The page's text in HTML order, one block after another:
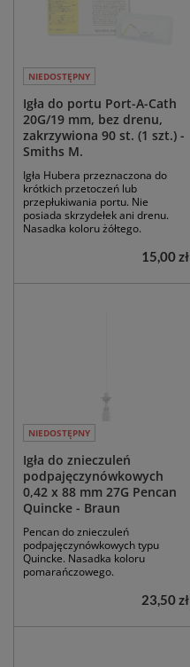
NIEDOSTĘPNY
Igła do portu Port-A-Cath
20G/19 mm, bez drenu,
zakrzywiona 90 st. (1 szt.) -
Smiths M.
Igła Hubera przeznaczona do
krótkich przetoczeń lub
przepłukiwania portu. Nie
posiada skrzydełek ani drenu.
Nasadka koloru żółtego.
15,00 zł
NIEDOSTĘPNY
Igła do znieczuleń
podpajęczynówkowych
0,42 x 88 mm 27G Pencan
Quincke - Braun
Pencan do znieczuleń
podpajęczynówkowych typu
Quincke. Nasadka koloru
pomarańczowego.
23,50 zł